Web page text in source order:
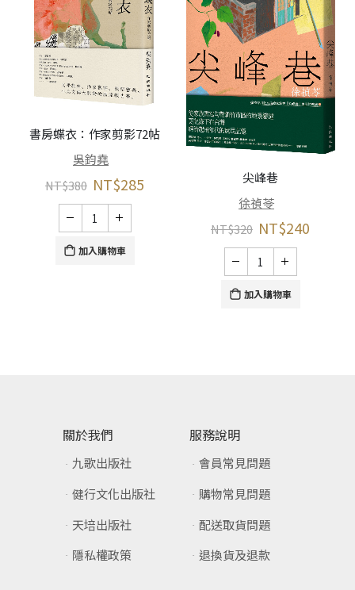
書房蝶衣：作家剪影72帖
吳鈞堯
NT$380 NT$285
加入購物車
尖峰巷
徐禎苓
NT$320 NT$240
加入購物車
關於我們
九歌出版社
健行文化出版社
天培出版社
隱私權政策
服務說明
會員常見問題
購物常見問題
配送取貨問題
退換貨及退款